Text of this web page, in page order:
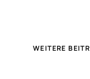
WEITERE